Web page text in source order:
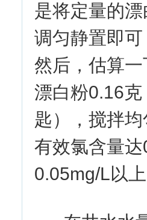
是将定量的
调匀静置即
然后，估算
漂白粉0.16
匙），搅拌
有效氯含量
0.05mg/L以